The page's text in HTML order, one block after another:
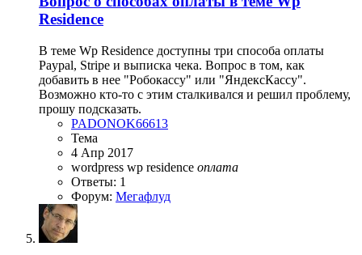
Residence
В теме Wp Residence доступны три способа оплаты
Paypal, Stripe и выписка чека. Вопрос в том, как
добавить в нее "Робокассу" или "ЯндексКассу".
Возможно кто-то с этим сталкивался и решил проблему,
прошу подсказать.
PADONOK66613
Тема
4 Апр 2017
wordpress wp residence оплата
Ответы: 1
Форум: Мегафлуд